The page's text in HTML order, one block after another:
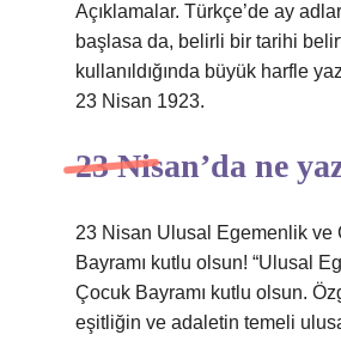
Açıklamalar. Türkçe’de ay
başlasa da, belirli bir tarihi
kullanıldığında büyük harfle
23 Nisan 1923.
23 Nisan’da ne
23 Nisan Ulusal Egemenlik ve
Bayramı kutlu olsun! “Ulusal
Çocuk Bayramı kutlu olsun.
eşitliğin ve adaletin temeli